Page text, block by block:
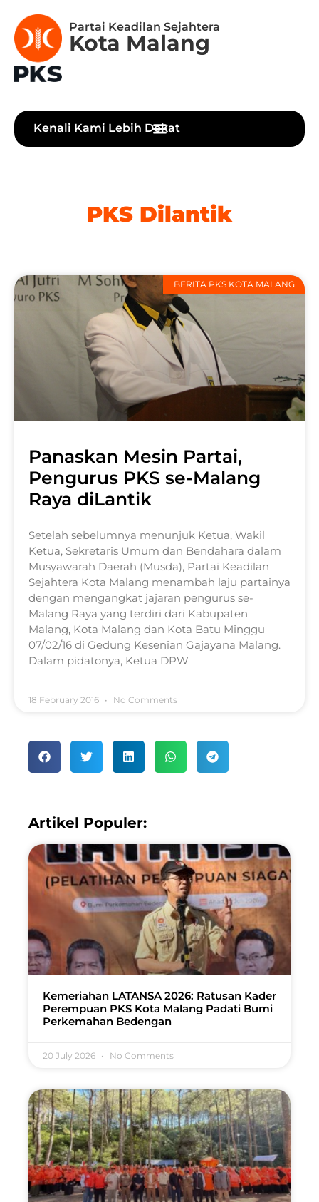
Partai Keadilan Sejahtera
Kota Malang
Kenali Kami Lebih Dekat
PKS Dilantik
BERITA PKS KOTA MALANG
Panaskan Mesin Partai,
Pengurus PKS se-Malang
Raya diLantik
Setelah sebelumnya menunjuk Ketua, Wakil
Ketua, Sekretaris Umum dan Bendahara dalam
Musyawarah Daerah (Musda), Partai Keadilan
Sejahtera Kota Malang menambah laju partainya
dengan mengangkat jajaran pengurus se-
Malang Raya yang terdiri dari Kabupaten
Malang, Kota Malang dan Kota Batu Minggu
07/02/16 di Gedung Kesenian Gajayana Malang.
Dalam pidatonya, Ketua DPW
18 February 2016 No Comments
Artikel Populer:
Kemeriahan LATANSA 2026: Ratusan Kader
Perempuan PKS Kota Malang Padati Bumi
Perkemahan Bedengan
20 July 2026 No Comments